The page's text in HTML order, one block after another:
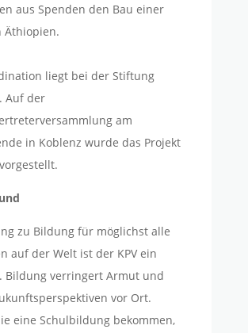
aus Spenden den Bau einer
Äthiopien.
liegt bei der Stiftung
Auf der
am
in Koblenz wurde das Projekt
zu Bildung für möglichst alle
auf der Welt ist der KPV ein
Bildung verringert Armut und
vor Ort.
eine Schulbildung bekommen,